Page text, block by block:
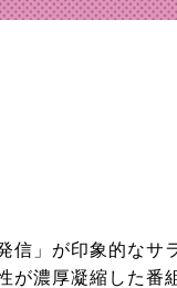
」が印象的なサ
が濃厚凝縮した番